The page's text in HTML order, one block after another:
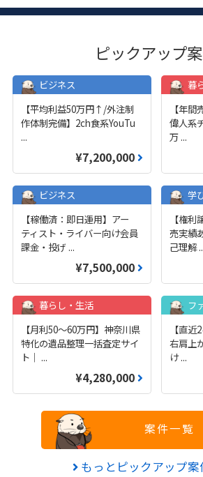
ピックアップ
ビジネス
【平均利益50万円↑/外注制
作体制完備】2ch食系YouTu
...
¥7,200,000
暮
【年間
偉人系
万 ...
ビジネス
【稼働済：即日運用】アー
ティスト・ライバー向け会員
課金・投げ ...
¥7,500,000
学
【権
売実績
己理解
暮らし・生活
【月利50〜60万円】神奈川県
特化の遺品整理一括査定サイ
ト｜ ...
¥4,280,000
フ
【直近
右肩上
け...
案件一覧
もっとピックアップ案